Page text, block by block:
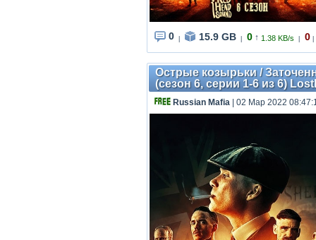
0 15.9 GB 0 ↑ 1.38 KB/s 0
Острые козырьки /
(сезон 6, серии 1-6 из 6)
Russian Mafia | 02 Мар 2022